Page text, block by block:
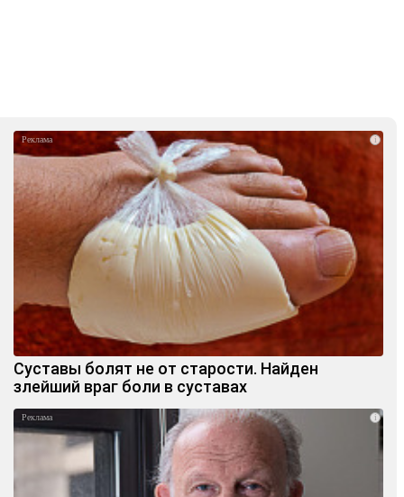
i
Суставы болят не от старости. Найден
злейший враг боли в суставах
i